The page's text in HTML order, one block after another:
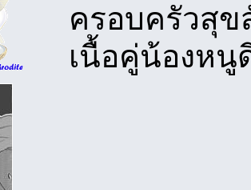
ครอบครัวสุ
เนื้อคู่น้องหนู